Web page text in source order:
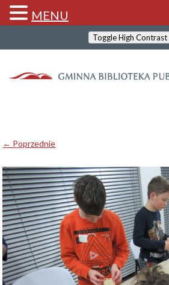
Toggle High Contrast
← Poprzednie
MENU